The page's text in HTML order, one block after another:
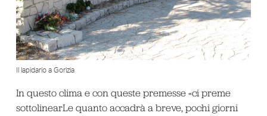
Il lapidario a Gorizia
In questo clima e con queste premesse «ci preme
sottolinearLe quanto accadrà a breve, pochi giorni